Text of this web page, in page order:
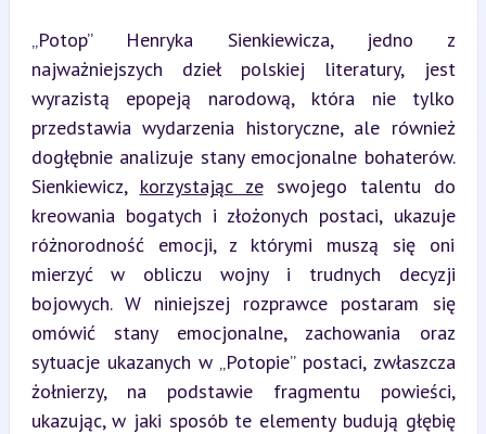
„Potop” Henryka Sienkiewicza, jedno z
najważniejszych dzieł polskiej literatury, jest
wyrazistą epopeją narodową, która nie tylko
przedstawia wydarzenia historyczne, ale również
dogłębnie analizuje stany emocjonalne bohaterów.
Sienkiewicz, korzystając ze swojego talentu do
kreowania bogatych i złożonych postaci, ukazuje
różnorodność emocji, z którymi muszą się oni
mierzyć w obliczu wojny i trudnych decyzji
bojowych. W niniejszej rozprawce postaram się
omówić stany emocjonalne, zachowania oraz
sytuacje ukazanych w „Potopie” postaci, zwłaszcza
żołnierzy, na podstawie fragmentu powieści,
ukazując, w jaki sposób te elementy budują głębię